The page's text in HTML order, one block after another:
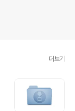
더보기